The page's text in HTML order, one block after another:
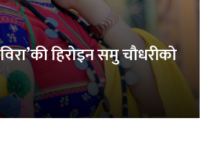
हिरोइन समु चौधरीको